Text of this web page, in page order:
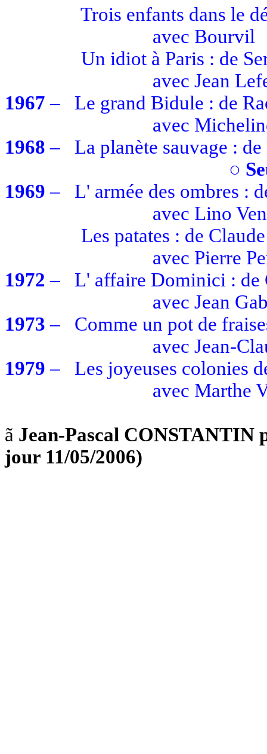
Trois enfants dans le
avec Bourvil
Un idiot à Paris : de
avec Jean
1967–
Le grand Bidule : de
avec
1968–
La planète sauvage :
○
1969– L' armée des ombres :
avec Lino
Les patates : de
avec Pierre
1972– L' affaire Dominici : de
avec Jean
1973–
Comme un pot de
avec Jean-
1979–
Les joyeuses colonies
avec Marthe
ã Jean-Pascal CONSTANTIN
jour 11/05/2006)